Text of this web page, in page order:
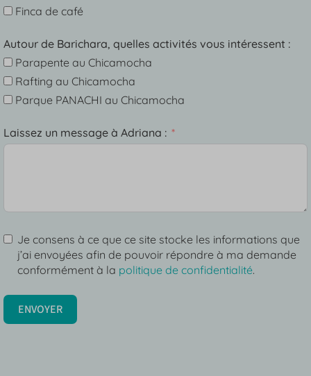
Finca de café
Autour de Barichara, quelles activités vous intéressent :
Parapente au Chicamocha
Rafting au Chicamocha
Parque PANACHI au Chicamocha
Laissez un message à Adriana :
Je consens à ce que ce site stocke les informations que
j’ai envoyées afin de pouvoir répondre à ma demande
conformément à la politique de confidentialité.
ENVOYER